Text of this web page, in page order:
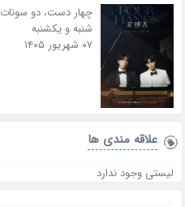
چهار دست، دو سونات
شنبه و یکشنبه
۰۷ شهریور ۱۴۰۵
علاقه‌ مندی ها
لیستی وجود ندارد